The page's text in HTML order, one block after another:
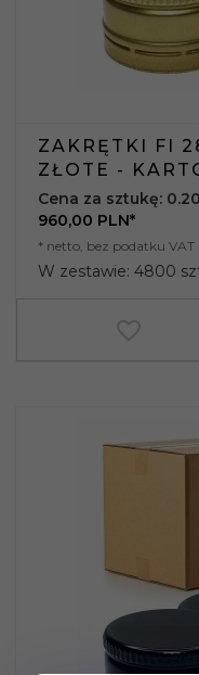
ZAKRĘTKI FI
ZŁOTE -
960,00 PLN*
* netto, bez podatku VAT
W zestawie: 4800
Cena za sztukę: